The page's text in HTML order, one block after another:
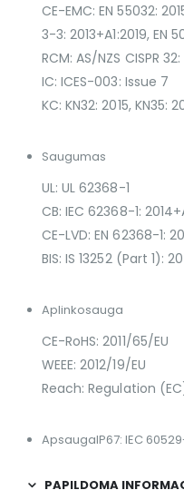
CE-EMC: EN 55032:
3-3: 2013+A1:2019, EN
RCM: AS/NZS CISPR 32:
IC: ICES-003: Issue 7
KC: KN32: 2015, KN35:
Saugumas
UL: UL 62368-1
CB: IEC 62368-1:
CE-LVD: EN 62368-1:
BIS: IS 13252 (Part 1):
Aplinkosauga
CE-RoHS: 2011/65/EU
WEEE: 2012/19/EU
Reach: Regulation
ApsaugaIP67: IEC
PAPILDOMA